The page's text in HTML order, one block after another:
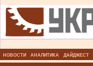
НОВОСТИ АНАЛИТИКА ДАЙДЖЕСТ